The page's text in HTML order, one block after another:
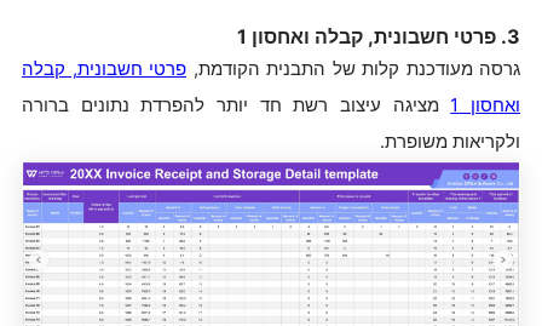
3. פרטי חשבונית, קבלה ואחסון 1
גרסה מעודכנת קלות של התבנית הקודמת, פרטי חשבונית, קבלה
ואחסון 1
מציגה עיצוב רשת חד יותר להפרדת נתונים ברורה
ולקריאות משופרת.